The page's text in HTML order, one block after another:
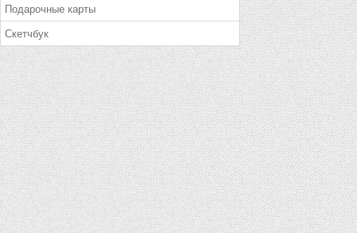
Подарочные карты
Скетчбук